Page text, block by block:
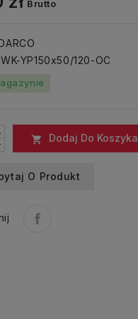
Brutto
YP150x50/120-OC
 Dodaj Do Koszyka
O Produkt